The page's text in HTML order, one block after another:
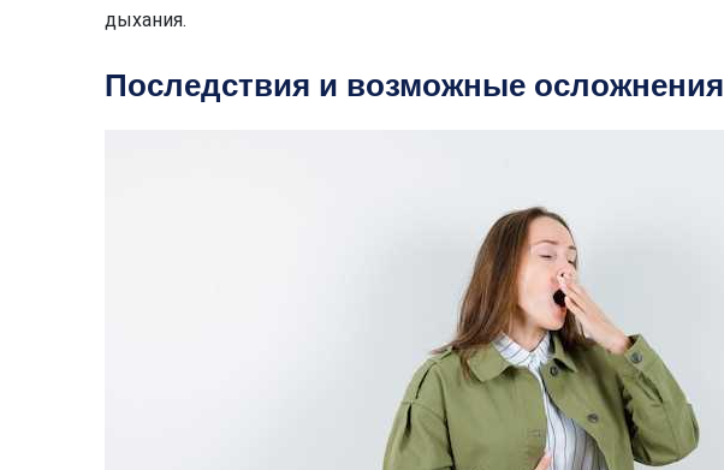
дыхания.
Последствия и возможные осложнения